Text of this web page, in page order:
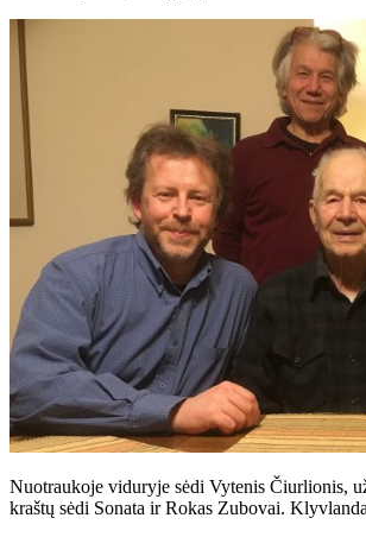
Nuotraukoje viduryje sėdi Vytenis Čiurlionis,
kraštų sėdi Sonata ir Rokas Zubovai.